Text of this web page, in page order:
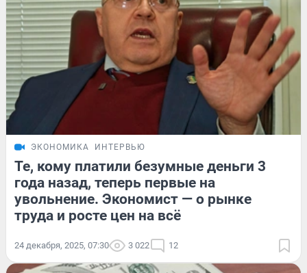
ЭКОНОМИКА ИНТЕРВЬЮ
Те, кому платили безумные деньги 3
года назад, теперь первые на
увольнение. Экономист — о рынке
труда и росте цен на всё
24 декабря, 2025, 07:30 3 022 12